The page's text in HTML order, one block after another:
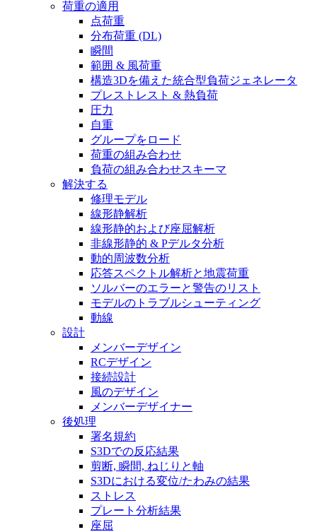
荷重の適用
点荷重
分布荷重 (DL)
瞬間
範囲 & 風荷重
構造3Dを備えた統合型負荷ジェネレータ
プレストレスト & 熱負荷
圧力
自重
グループをロード
荷重の組み合わせ
負荷の組み合わせスキーマ
解決する
修理モデル
線形静解析
線形静的および座屈解析
非線形静的 & Pデルタ分析
動的周波数分析
応答スペクトル解析と地震荷重
ソルバーのエラーと警告のリスト
モデルのトラブルシューティング
動線
設計
メンバーデザイン
RCデザイン
接続設計
風のデザイン
メンバーデザイナー
後処理
署名規約
S3Dでの反応結果
剪断, 瞬間, ねじりと軸
S3Dにおける変位/たわみの結果
ストレス
プレート分析結果
座屈